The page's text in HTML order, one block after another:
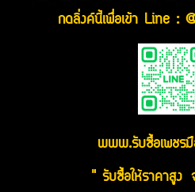
กดลิ่งค์นี้เพื่อเข้า Line :
www.รับซื้อเพชร
" รับซื้อให้ราคาสูง